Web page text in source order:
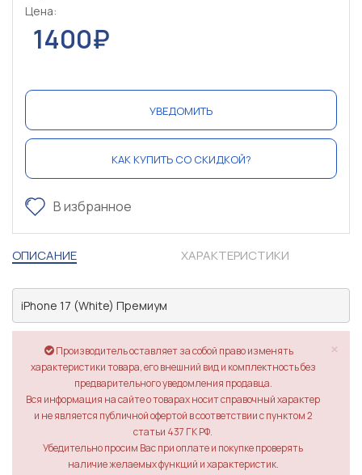
Цена:
1400₽
УВЕДОМИТЬ
КАК КУПИТЬ СО СКИДКОЙ?
В избранное
ОПИСАНИЕ ХАРАКТЕРИСТИКИ
iPhone 17 (White) Премиум
×
Производитель оставляет за собой право изменять
характеристики товара, его внешний вид и комплектность без
предварительного уведомления продавца.
Вся информация на сайте о товарах носит справочный характер
и не является публичной офертой в соответствии с пунктом 2
статьи 437 ГК РФ.
Убедительно просим Вас при оплате и покупке проверять
наличие желаемых функций и характеристик.